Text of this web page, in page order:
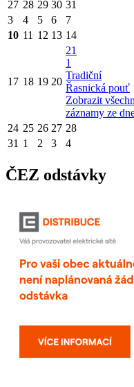
27 28 29 30 31
3
4 5 6 7
10 11 12 13 14
17 18 19 20
21
1
Tradiční
Řasnická pouť
Zobrazit
záznamy ze
24 25 26 27 28
31 1 2 3 4
ČEZ odstávky